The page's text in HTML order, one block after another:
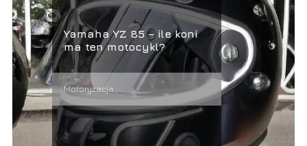
Yamaha YZ 85 – ile koni
ma ten motocykl?
Motoryzacja